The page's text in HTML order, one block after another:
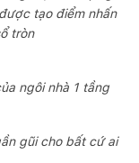
tạo điểm nhấn
tròn
ngôi nhà 1 tầng
gũi cho bất cứ ai